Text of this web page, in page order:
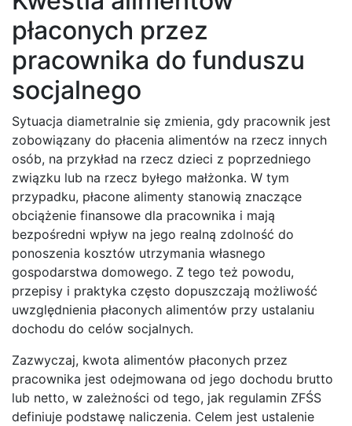
płaconych przez
pracownika do funduszu
socjalnego
Sytuacja diametralnie się zmienia, gdy pracownik jest
zobowiązany do płacenia alimentów na rzecz innych
osób, na przykład na rzecz dzieci z poprzedniego
związku lub na rzecz byłego małżonka. W tym
przypadku, płacone alimenty stanowią znaczące
obciążenie finansowe dla pracownika i mają
bezpośredni wpływ na jego realną zdolność do
ponoszenia kosztów utrzymania własnego
gospodarstwa domowego. Z tego też powodu,
przepisy i praktyka często dopuszczają możliwość
uwzględnienia płaconych alimentów przy ustalaniu
dochodu do celów socjalnych.
Zazwyczaj, kwota alimentów płaconych przez
pracownika jest odejmowana od jego dochodu brutto
lub netto, w zależności od tego, jak regulamin ZFŚS
definiuje podstawę naliczenia. Celem jest ustalenie